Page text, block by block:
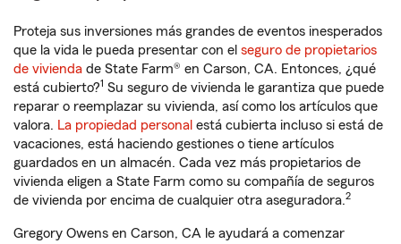
Proteja sus inversiones más grandes de eventos inesperados
que la vida le pueda presentar con el seguro de propietarios
de vivienda de State Farm® en Carson, CA. Entonces, ¿qué
está cubierto?1 Su seguro de vivienda le garantiza que puede
reparar o reemplazar su vivienda, así como los artículos que
valora. La propiedad personal está cubierta incluso si está de
vacaciones, está haciendo gestiones o tiene artículos
guardados en un almacén. Cada vez más propietarios de
vivienda eligen a State Farm como su compañía de seguros
de vivienda por encima de cualquier otra aseguradora.2
Gregory Owens en Carson, CA le ayudará a comenzar